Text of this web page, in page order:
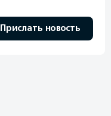
Прислать новость